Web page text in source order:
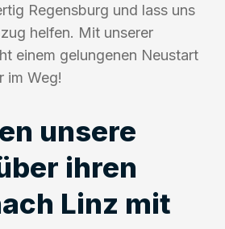
Regensburg und lass uns
helfen. Mit unserer
einem gelungenen Neustart
im Weg!
unsere
ihren
Linz mit